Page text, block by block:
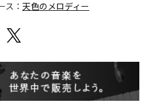
ス： 天色のメロディー